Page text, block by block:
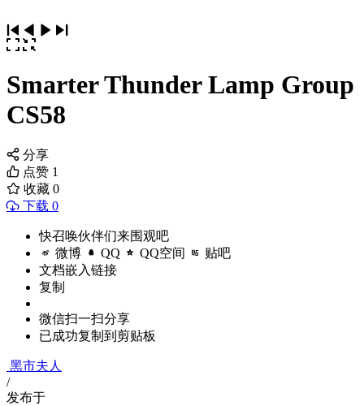
Smarter Thunder Lamp Group
CS58
分享
点赞 1
收藏 0
下载 0
快召唤伙伴们来围观吧
微博 QQ QQ空间 贴吧
文档嵌入链接
复制
微信扫一扫分享
已成功复制到剪贴板
黑市夫人
/
发布于